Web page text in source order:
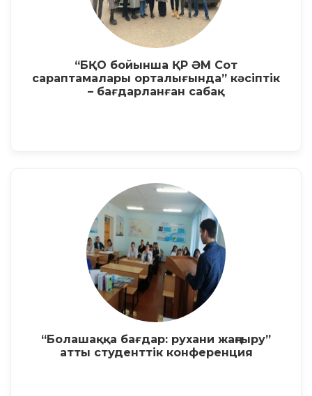
“БҚО бойынша ҚР ӘМ Сот
сараптамалары орталығында” кәсіптік
– бағдарланған сабақ
“Болашаққа бағдар: рухани жаңғыру”
атты студенттік конференция